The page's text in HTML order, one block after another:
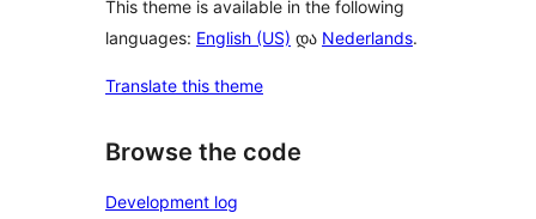
This theme is available in the following
languages: English (US) და Nederlands.
Translate this theme
Browse the code
Development log